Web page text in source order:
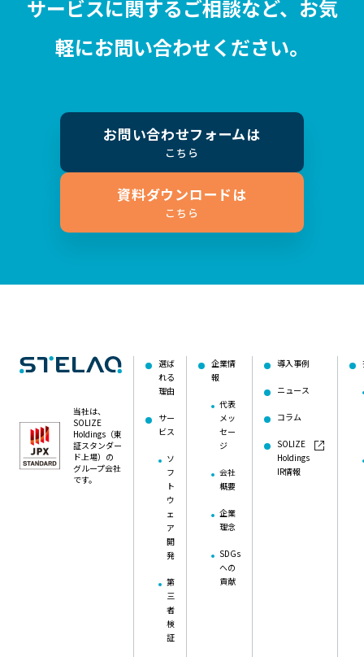
サービスに関するご相談など、お気
軽にお問い合わせください。
お問い合わせフォームは
こちら
資料ダウンロードは
こちら
当社は、
SOLIZE
Holdings（東
証スタンダー
ド上場）の
グループ会社
です。
選ば
れる
理由
サー
ビス
ソ
フ
ト
ウ
ェ
ア
開
発
第
三
者
検
証
企業情
報
代表
メッ
セー
ジ
会社
概要
企業
理念
SDGs
への
貢献
導入事例
ニュース
コラム
SOLIZE
Holdings
IR情報